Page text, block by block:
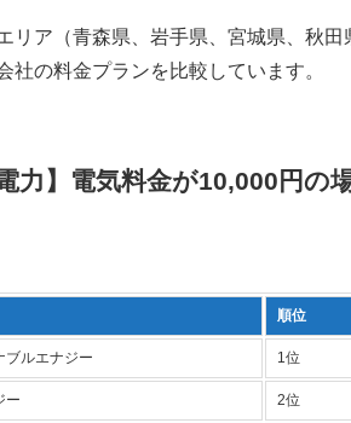
リア（青森県、岩手県、宮城県、秋
社の料金プランを比較しています。
電力】電気料金が10,000円の
順位
ブルエナジー 1位
ー 2位